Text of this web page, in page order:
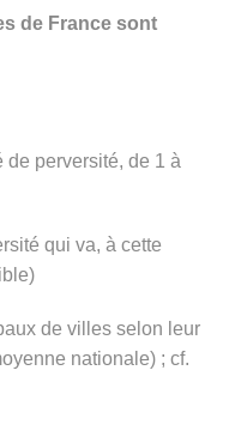
de France sont
de perversité, de 1 à
qui va, à cette
de villes selon leur
nationale) ; cf.